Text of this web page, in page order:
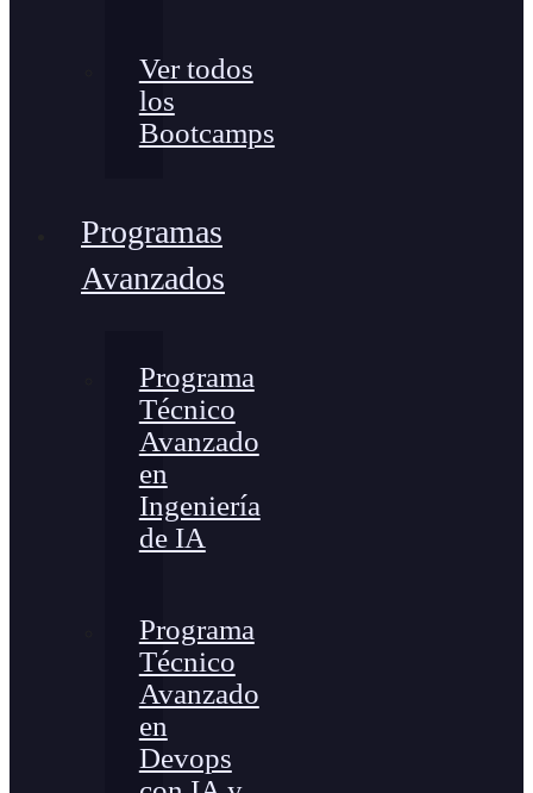
Ver todos
los
Bootcamps
Programas
Avanzados
Programa
Técnico
Avanzado
en
Ingeniería
de IA
Programa
Técnico
Avanzado
en
Devops